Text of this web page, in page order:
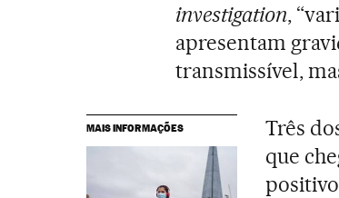
investigation,
apresentam
transmissível,
MAIS INFORMAÇÕES
Três
que